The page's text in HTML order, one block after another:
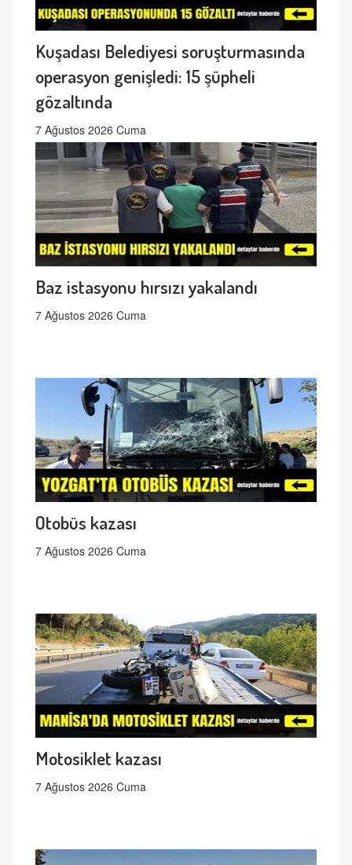
Kuşadası Belediyesi soruşturmasında
operasyon genişledi: 15 şüpheli
gözaltında
7 Ağustos 2026 Cuma
Baz istasyonu hırsızı yakalandı
7 Ağustos 2026 Cuma
Otobüs kazası
7 Ağustos 2026 Cuma
Motosiklet kazası
7 Ağustos 2026 Cuma